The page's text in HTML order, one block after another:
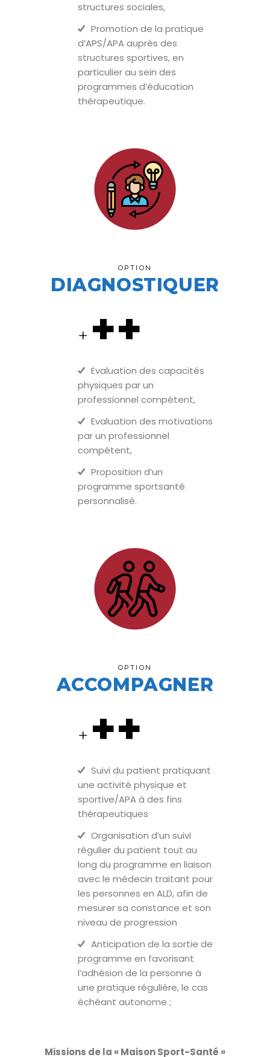
structures sociales,
Promotion de la pratique
d’APS/APA auprès des
structures sportives, en
particulier au sein des
programmes d’éducation
thérapeutique.
OPTION
DIAGNOSTIQUER
+ ++
Evaluation des capacités
physiques par un
professionnel compétent,
Evaluation des motivations
par un professionnel
compétent,
Proposition d’un
programme sportsanté
personnalisé.
OPTION
ACCOMPAGNER
+ ++
Suivi du patient pratiquant
une activité physique et
sportive/APA à des fins
thérapeutiques
Organisation d’un suivi
régulier du patient tout au
long du programme en liaison
avec le médecin traitant pour
les personnes en ALD, afin de
mesurer sa constance et son
niveau de progression
Anticipation de la sortie de
programme en favorisant
l’adhésion de la personne à
une pratique régulière, le cas
échéant autonome ;
Missions de la « Maison Sport-Santé »